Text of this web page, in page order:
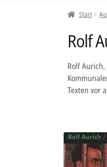
Start
Rolf
Rolf
Texten vor